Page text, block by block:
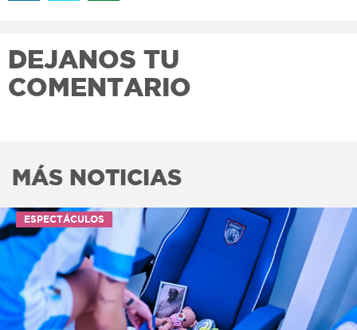
DEJANOS TU
COMENTARIO
MÁS NOTICIAS
ESPECTÁCULOS